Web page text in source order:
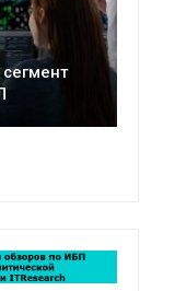
Подкосят ли